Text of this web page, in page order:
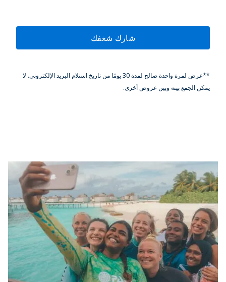
شارك شغفك
**عرض لمرة واحدة صالح لمدة 30 يومًا من تاريخ استلام البريد الإلكتروني. لا
يمكن الجمع بينه وبين عروض أخرى.